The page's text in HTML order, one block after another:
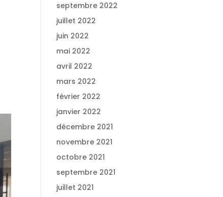
septembre 2022
juillet 2022
juin 2022
mai 2022
avril 2022
mars 2022
février 2022
janvier 2022
décembre 2021
novembre 2021
octobre 2021
septembre 2021
juillet 2021